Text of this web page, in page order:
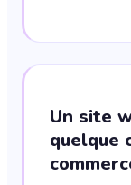
Un site
quelque